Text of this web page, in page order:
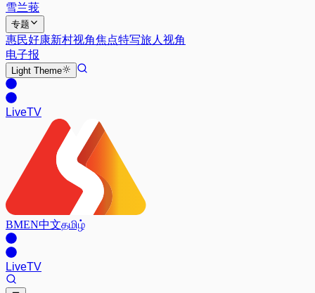
雪兰莪
专题
惠民好康新村视角焦点特写旅人视角
电子报
Light Theme
LiveTV
BMEN中文தமிழ்
LiveTV